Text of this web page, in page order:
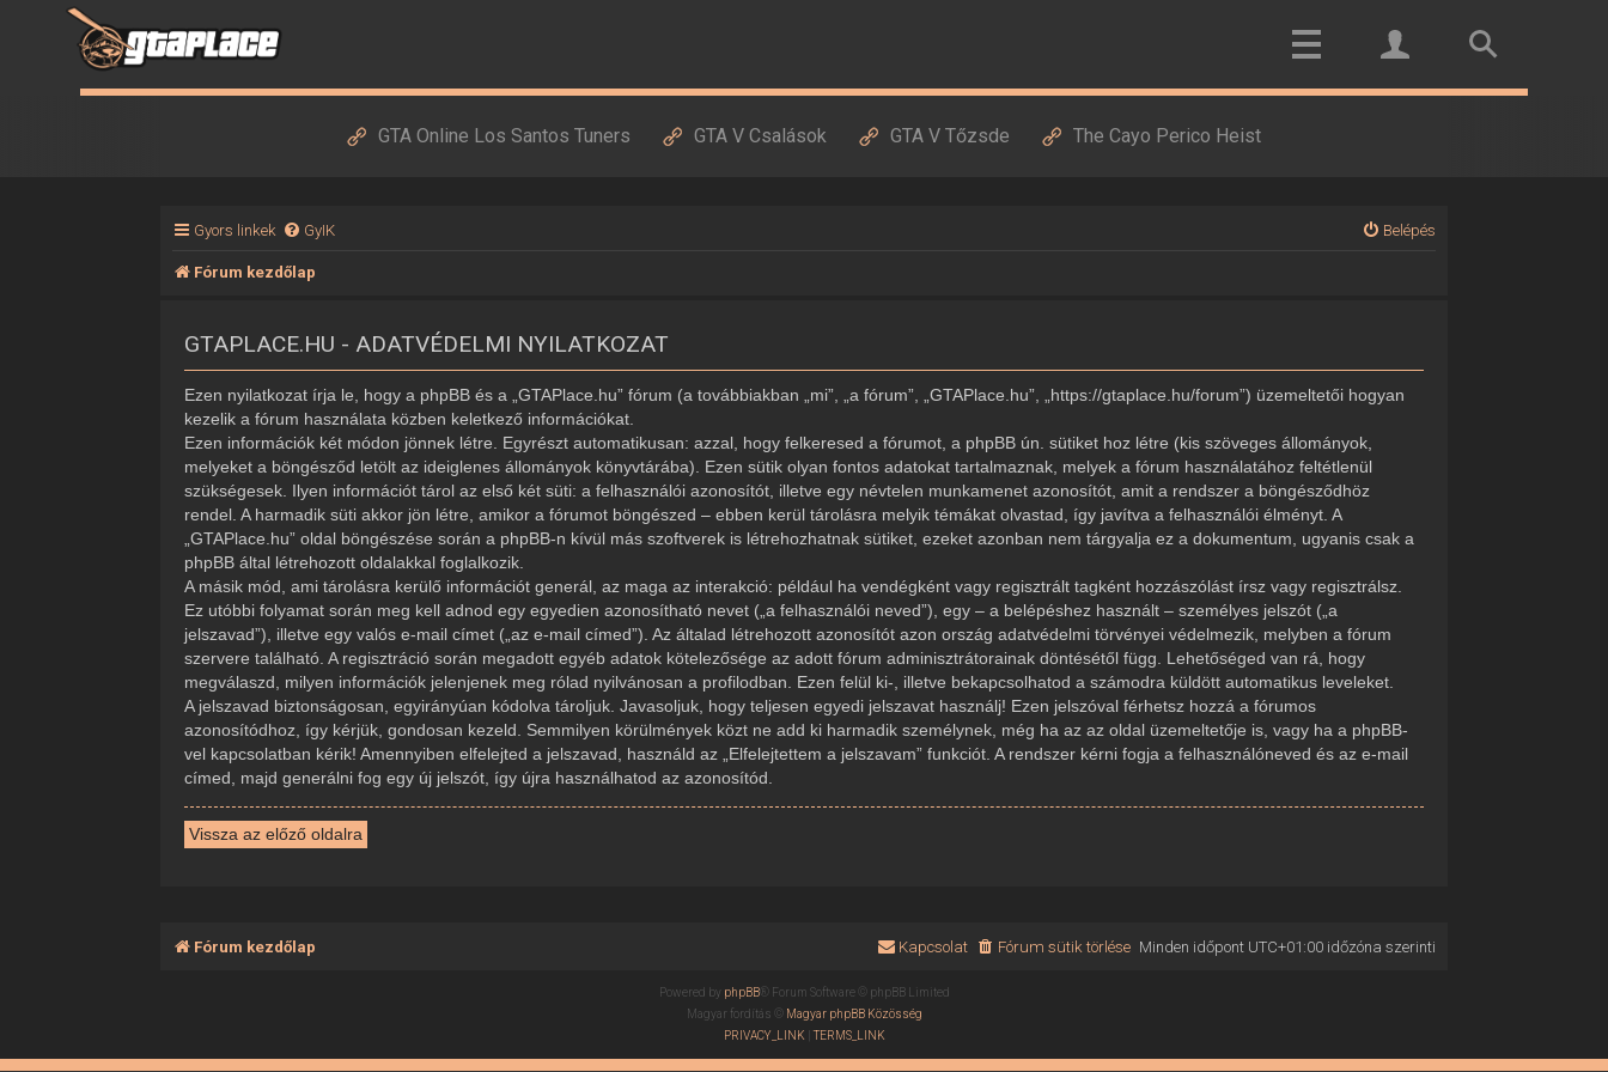
GTA Online Los Santos Tuners GTA V Csalások GTA V Tőzsde The Cayo Perico Heist
Gyors linkek GyIK Belépés
Fórum kezdőlap
GTAPLACE.HU - ADATVÉDELMI NYILATKOZAT
Ezen nyilatkozat írja le, hogy a phpBB és a „GTAPlace.hu” fórum (a továbbiakban „mi”, „a fórum”, „GTAPlace.hu”, „https://gtaplace.hu/forum”) üzemeltetői hogyan
kezelik a fórum használata közben keletkező információkat.
Ezen információk két módon jönnek létre. Egyrészt automatikusan: azzal, hogy felkeresed a fórumot, a phpBB ún. sütiket hoz létre (kis szöveges állományok,
melyeket a böngésződ letölt az ideiglenes állományok könyvtárába). Ezen sütik olyan fontos adatokat tartalmaznak, melyek a fórum használatához feltétlenül
szükségesek. Ilyen információt tárol az első két süti: a felhasználói azonosítót, illetve egy névtelen munkamenet azonosítót, amit a rendszer a böngésződhöz
rendel. A harmadik süti akkor jön létre, amikor a fórumot böngészed – ebben kerül tárolásra melyik témákat olvastad, így javítva a felhasználói élményt. A
„GTAPlace.hu” oldal böngészése során a phpBB-n kívül más szoftverek is létrehozhatnak sütiket, ezeket azonban nem tárgyalja ez a dokumentum, ugyanis csak a
phpBB által létrehozott oldalakkal foglalkozik.
A másik mód, ami tárolásra kerülő információt generál, az maga az interakció: például ha vendégként vagy regisztrált tagként hozzászólást írsz vagy regisztrálsz.
Ez utóbbi folyamat során meg kell adnod egy egyedien azonosítható nevet („a felhasználói neved”), egy – a belépéshez használt – személyes jelszót („a
jelszavad”), illetve egy valós e-mail címet („az e-mail címed”). Az általad létrehozott azonosítót azon ország adatvédelmi törvényei védelmezik, melyben a fórum
szervere található. A regisztráció során megadott egyéb adatok kötelezősége az adott fórum adminisztrátorainak döntésétől függ. Lehetőséged van rá, hogy
megválaszd, milyen információk jelenjenek meg rólad nyilvánosan a profilodban. Ezen felül ki-, illetve bekapcsolhatod a számodra küldött automatikus leveleket.
A jelszavad biztonságosan, egyirányúan kódolva tároljuk. Javasoljuk, hogy teljesen egyedi jelszavat használj! Ezen jelszóval férhetsz hozzá a fórumos
azonosítódhoz, így kérjük, gondosan kezeld. Semmilyen körülmények közt ne add ki harmadik személynek, még ha az az oldal üzemeltetője is, vagy ha a phpBB-
vel kapcsolatban kérik! Amennyiben elfelejted a jelszavad, használd az „Elfelejtettem a jelszavam” funkciót. A rendszer kérni fogja a felhasználóneved és az e-mail
címed, majd generálni fog egy új jelszót, így újra használhatod az azonosítód.
Vissza az előző oldalra
Fórum kezdőlap Minden időpont UTC+01:00időzóna szerinti
Fórum sütik törlése
Kapcsolat
Powered by phpBB® Forum Software © phpBB Limited
Magyar fordítás © Magyar phpBB Közösség
PRIVACY_LINK |TERMS_LINK